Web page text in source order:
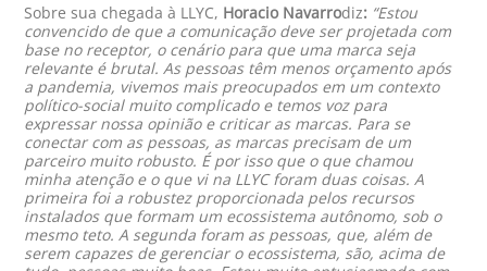
Sobre sua chegada à LLYC, Horacio Navarrodiz: “Estou
convencido de que a comunicação deve ser projetada com
base no receptor, o cenário para que uma marca seja
relevante é brutal. As pessoas têm menos orçamento após
a pandemia, vivemos mais preocupados em um contexto
político-social muito complicado e temos voz para
expressar nossa opinião e criticar as marcas. Para se
conectar com as pessoas, as marcas precisam de um
parceiro muito robusto. É por isso que o que chamou
minha atenção e o que vi na LLYC foram duas coisas. A
primeira foi a robustez proporcionada pelos recursos
instalados que formam um ecossistema autônomo, sob o
mesmo teto. A segunda foram as pessoas, que, além de
serem capazes de gerenciar o ecossistema, são, acima de